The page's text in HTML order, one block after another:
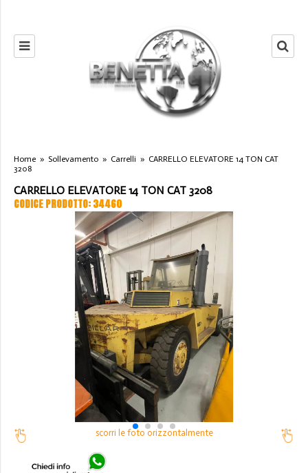
Home » Sollevamento » Carrelli » CARRELLO ELEVATORE 14 TON CAT
3208
CARRELLO ELEVATORE 14 TON CAT 3208
CODICE PRODOTTO: 34460
scorri le foto orizzontalmente